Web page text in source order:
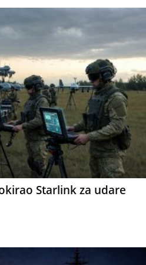
Starlink za udare